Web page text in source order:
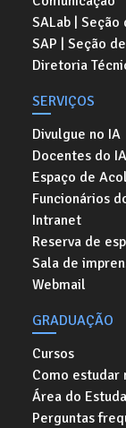
SALab |
SAP | Seção
Diretoria
SERVIÇOS
Divulgue no IA
Docentes do IA
Espaço de
Funcionários
Intranet
Reserva de
Sala de
Webmail
GRADUAÇÃO
Cursos
Como estudar
Área do
Perguntas